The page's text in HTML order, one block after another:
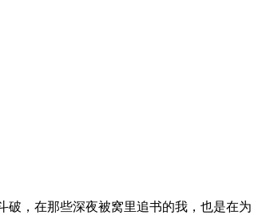
破，在那些深夜被窝里追书的我，也是在为